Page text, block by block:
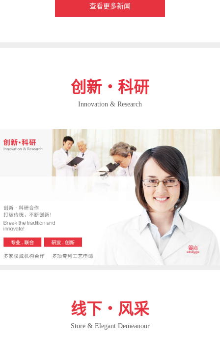
查看更多新闻
创新・科研
Innovation & Research
线下・风采
Store & Elegant Demeanour